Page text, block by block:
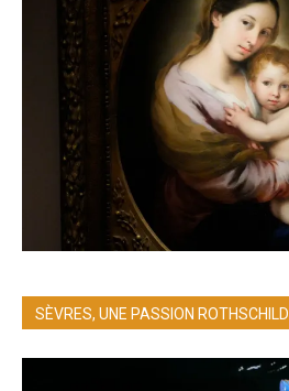
SÈVRES, UNE PASSION ROTHSCHILD